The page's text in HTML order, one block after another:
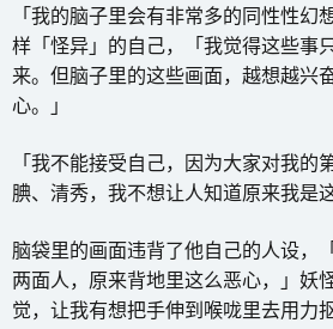
「我的脑子里会有非常多的同性性幻
样「怪异」的自己，「我觉得这些事
来。但脑子里的这些画面，越想越兴
心。」
「我不能接受自己，因为大家对我的
腆、清秀，我不想让人知道原来我是
脑袋里的画面违背了他自己的人设，
两面人，原来背地里这么恶心，」妖
觉，让我有想把手伸到喉咙里去用力